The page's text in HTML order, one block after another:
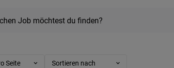
Job möchtest du finden?
Seite Sortieren nach